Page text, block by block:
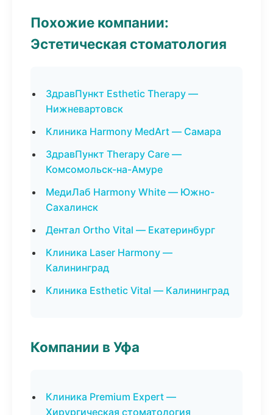
Похожие компании:
Эстетическая стоматология
ЗдравПункт Esthetic Therapy —
Нижневартовск
Клиника Harmony MedArt — Самара
ЗдравПункт Therapy Care —
Комсомольск-на-Амуре
МедиЛаб Harmony White — Южно-
Сахалинск
Дентал Ortho Vital — Екатеринбург
Клиника Laser Harmony —
Калининград
Клиника Esthetic Vital — Калининград
Компании в Уфа
Клиника Premium Expert —
Хирургическая стоматология